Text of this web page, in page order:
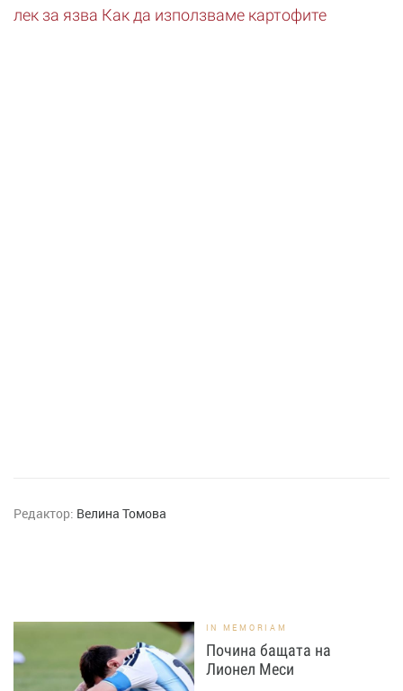
лек за язва Как да използваме картофите
Редактор: Велина Томова
IN MEMORIAM
Почина бащата на
Лионел Меси